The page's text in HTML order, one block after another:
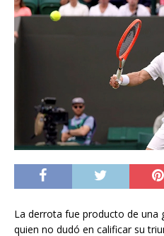
La derrota fue producto de una
quien no dudó en calificar su